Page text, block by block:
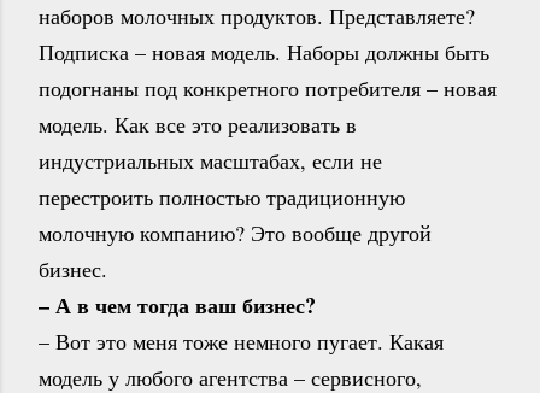
наборов молочных продуктов. Представляете?
Подписка – новая модель. Наборы должны быть
подогнаны под конкретного потребителя – новая
модель. Как все это реализовать в
индустриальных масштабах, если не
перестроить полностью традиционную
молочную компанию? Это вообще другой
бизнес.
– А в чем тогда ваш бизнес?
– Вот это меня тоже немного пугает. Какая
модель у любого агентства – сервисного,